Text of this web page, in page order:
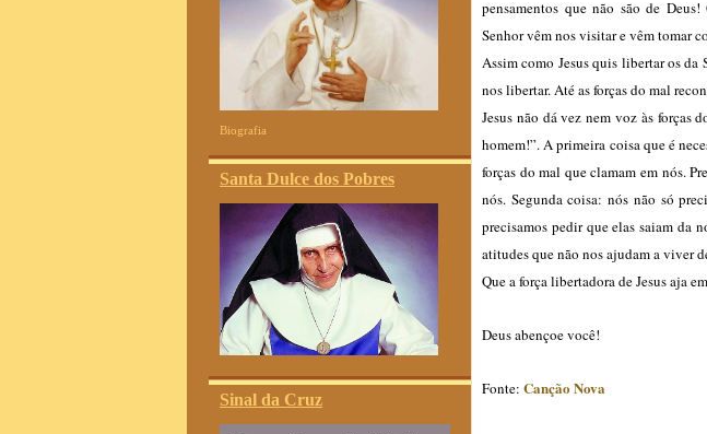
Biografia
Santa Dulce dos Pobres
Sinal da Cruz
pensamentos que não são de
Senhor vêm nos visitar e vêm tomar
Assim como Jesus quis libertar os
nos libertar. Até as forças do mal
Jesus não dá vez nem voz às forças
homem!”. A primeira coisa que é
forças do mal que clamam em nós.
nós. Segunda coisa: nós não só
precisamos pedir que elas saiam da
atitudes que não nos ajudam a viver
Que a força libertadora de Jesus aja
Deus abençoe você!
Fonte: Canção Nova